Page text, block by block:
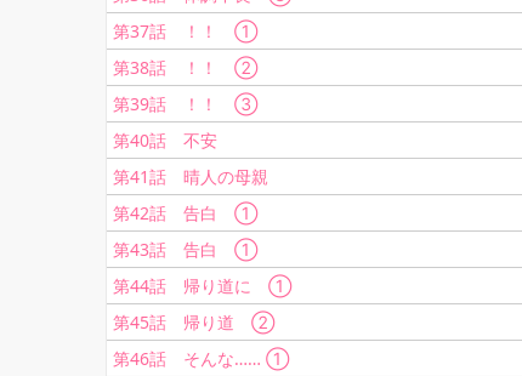
第37話 ！！ ①
第38話 ！！ ②
第39話 ！！ ③
第40話 不安
第41話 晴人の母親
第42話 告白 ①
第43話 告白 ①
第44話 帰り道に ①
第45話 帰り道 ②
第46話 そんな…… ①